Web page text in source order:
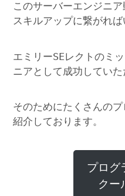
このサーバーエンジニ
スキルアップに繋がれば
エミリーSEレクトのミ
ニアとして成功していた
そのためにたくさんの
紹介しております。
プログ
クー